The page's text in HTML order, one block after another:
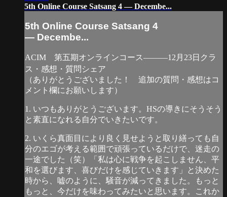
5th Online Course Satsang 4 — Decembe...
5th Online Course Satsang 4
— Decembe...
ACIM 第五期オンラインコース―――12月23日クラ
ス・感想・質問シェア
（ありがとうございました！ 追加の質問・感想はコ
メント欄にお願いします）
1. いつもありがとうございます。HSの導きにそうそう
と素直になれる自分でいきたいです。
2. いくら真面目により良く見せようと取り繕っても自
分のエゴが考える範囲で頑張っているだけで、迷走の
一途でした（笑）「私は心に戦争を起こしません、平
和を選びます、喜びだけを感じていきます」と決めた
時から、嘘のように、騒音が減ってきました。もっと
もっと、今だけを味わってみたいと思います。これか